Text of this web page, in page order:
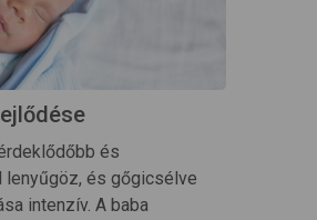
és
és gőgicsélve
intenzív. A baba